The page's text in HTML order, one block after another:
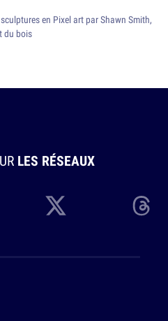
en Pixel art par Shawn Smith,
du bois
LES RÉSEAUX